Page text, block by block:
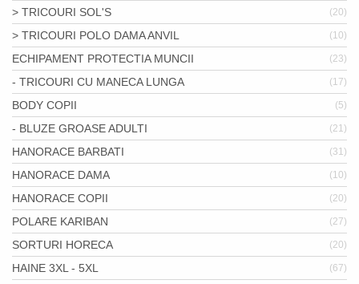
> TRICOURI SOL'S (20)
> TRICOURI POLO DAMA ANVIL (10)
ECHIPAMENT PROTECTIA MUNCII (23)
- TRICOURI CU MANECA LUNGA (17)
BODY COPII (5)
- BLUZE GROASE ADULTI (21)
HANORACE BARBATI (31)
HANORACE DAMA (10)
HANORACE COPII (20)
POLARE KARIBAN (27)
SORTURI HORECA (20)
HAINE 3XL - 5XL (67)